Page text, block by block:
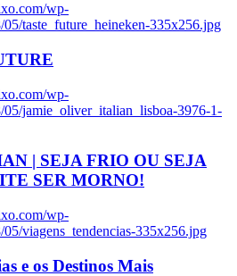
wp-
taste_future_heineken-335x256.jpg
wp-
05/jamie_oliver_italian_lisboa-3976-1-
| SEJA FRIO OU SEJA
SER MORNO!
wp-
viagens_tendencias-335x256.jpg
e os Destinos Mais